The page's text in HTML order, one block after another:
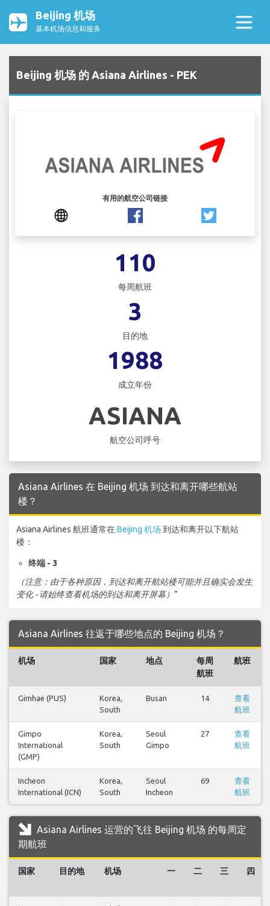
Beijing 机场
基本机场信息和服务
Beijing 机场 的 Asiana Airlines - PEK
有用的航空公司链接
110
每周航班
3
目的地
1988
成立年份
ASIANA
航空公司呼号
Asiana Airlines 在 Beijing 机场 到达和离开哪些航站
楼？
Asiana Airlines 航班通常在Beijing 机场 到达和离开以下航站
楼：
终端 - 3
（注意：由于各种原因，到达和离开航站楼可能并且确实会发生
变化 - 请始终查看机场的到达和离开屏幕） ”
Asiana Airlines 往返于哪些地点的 Beijing 机场？
机场 国家 地点
每周
航班
航班
Gimhae (PUS)
Korea,
South
Busan 14
查看
航班
Gimpo
International
(GMP)
Korea,
South
Seoul
Gimpo
27
查看
航班
Incheon
International (ICN)
Korea,
South
Seoul
Incheon
69
查看
航班
Asiana Airlines 运营的飞往 Beijing 机场 的每周定
期航班
国家 目的地 机场 一 二 三 四